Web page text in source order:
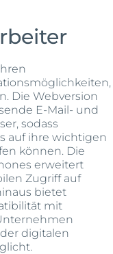
Die Webversion
E-Mail- und
sodass
auf ihre wichtigen
können. Die
erweitert
Zugriff auf
bietet
mit
digitalen